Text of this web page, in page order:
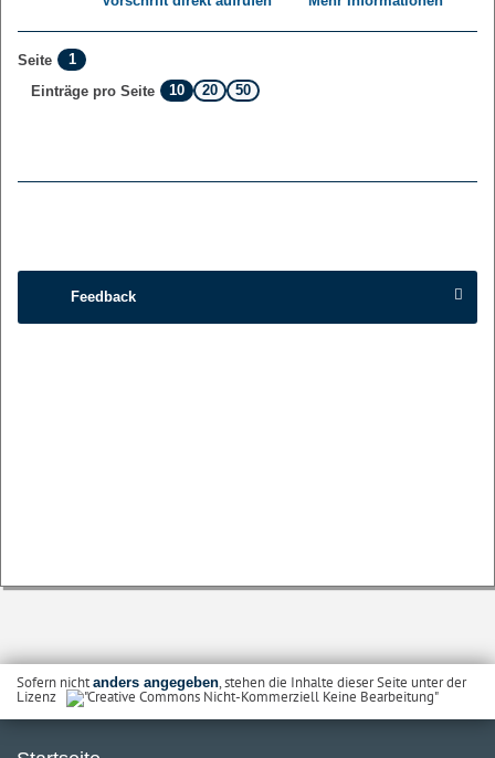
Seite
1
Einträge pro Seite
10 20 50
Feedback
Sofern nichtanders angegeben, stehen die Inhalte dieser Seite unter der
Lizenz